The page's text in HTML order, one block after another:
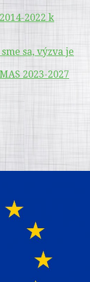
2022 k
sa, výzva je
2023-2027